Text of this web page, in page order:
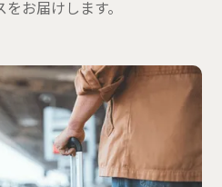
お届けします。